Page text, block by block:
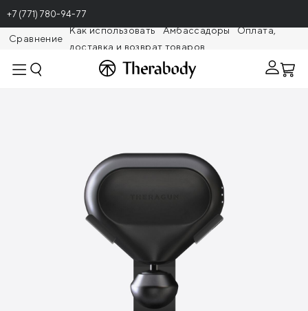
+7 (771) 780-94-77
Сравнение
Как использовать Амбассадоры
Оплата,
доставка и возврат товаров